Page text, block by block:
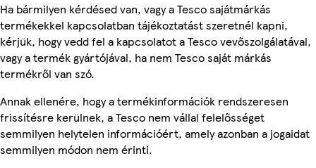
Ha bármilyen kérdésed van, vagy a Tesco sajátmárkás
termékekkel kapcsolatban tájékoztatást szeretnél kapni,
kérjük, hogy vedd fel a kapcsolatot a Tesco vevőszolgálatával,
vagy a termék gyártójával, ha nem Tesco saját márkás
termékről van szó.
Annak ellenére, hogy a termékinformációk rendszeresen
frissítésre kerülnek, a Tesco nem vállal felelősséget
semmilyen helytelen információért, amely azonban a jogaidat
semmilyen módon nem érinti.